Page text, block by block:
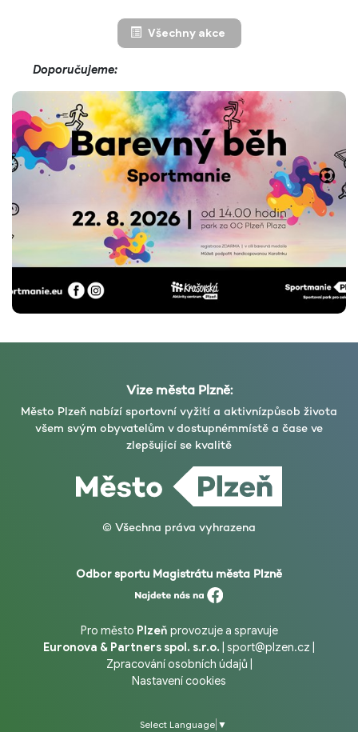
Všechny akce
Doporučujeme:
Vize města Plzně:
Město Plzeň nabízí sportovní vyžití a aktivnízpůsob života
všem svým obyvatelům v dostupnémmístě a čase ve
zlepšující se kvalitě
© Všechna práva vyhrazena
Odbor sportu Magistrátu města Plzně
Pro město Plzeň provozuje a spravuje
Euronova & Partners spol. s.r.o. sport@plzen.cz
Zpracování osobních údajů
Nastavení cookies
Select Language ▼